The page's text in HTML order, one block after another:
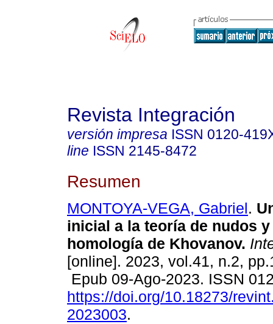
Revista Integración
versión impresa ISSN 0120-
line ISSN 2145-8472
Resumen
MONTOYA-VEGA, Gabriel.
inicial a la teoría de nudos y
homología de Khovanov.
[online]. 2023, vol.41, n.2,
Epub 09-Ago-2023. ISSN
https://doi.org/10.18273/
2023003.